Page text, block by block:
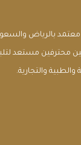
بالرياض
محترفين مستعد
والطبية والتجارية.